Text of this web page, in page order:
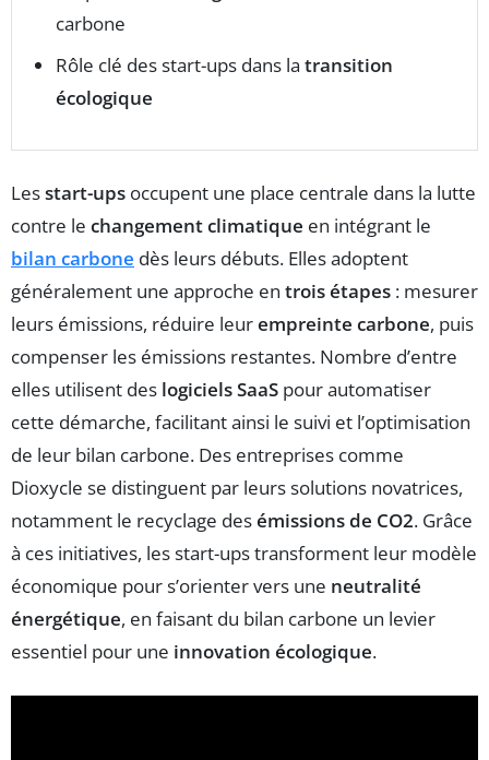
carbone
Rôle clé des start-ups dans la transition
écologique
Lesstart-ups occupent une place centrale dans la lutte
contre le changement climatique en intégrant le
bilan carbone dès leurs débuts. Elles adoptent
généralement une approche en trois étapes : mesurer
leurs émissions, réduire leurempreinte carbone, puis
compenser les émissions restantes. Nombre d’entre
elles utilisent des logiciels SaaS pour automatiser
cette démarche, facilitant ainsi le suivi et l’optimisation
de leur bilan carbone. Des entreprises comme
Dioxycle se distinguent par leurs solutions novatrices,
notamment le recyclage desémissions de CO2. Grâce
à ces initiatives, les start-ups transforment leur modèle
économique pour s’orienter vers une neutralité
énergétique, en faisant du bilan carbone un levier
essentiel pour une innovation écologique.